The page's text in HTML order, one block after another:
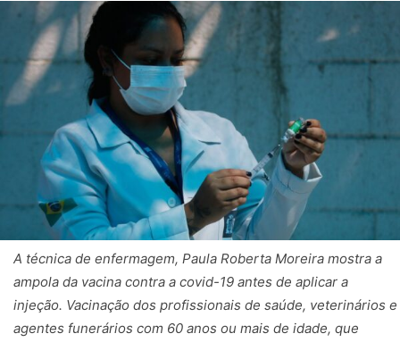
A técnica de enfermagem, Paula Roberta Moreira mostra a
ampola da vacina contra a covid-19 antes de aplicar a
injeção. Vacinação dos profissionais de saúde, veterinários e
agentes funerários com 60 anos ou mais de idade, que